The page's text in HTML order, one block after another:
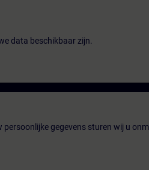
data beschikbaar zijn.
gegevens sturen wij u